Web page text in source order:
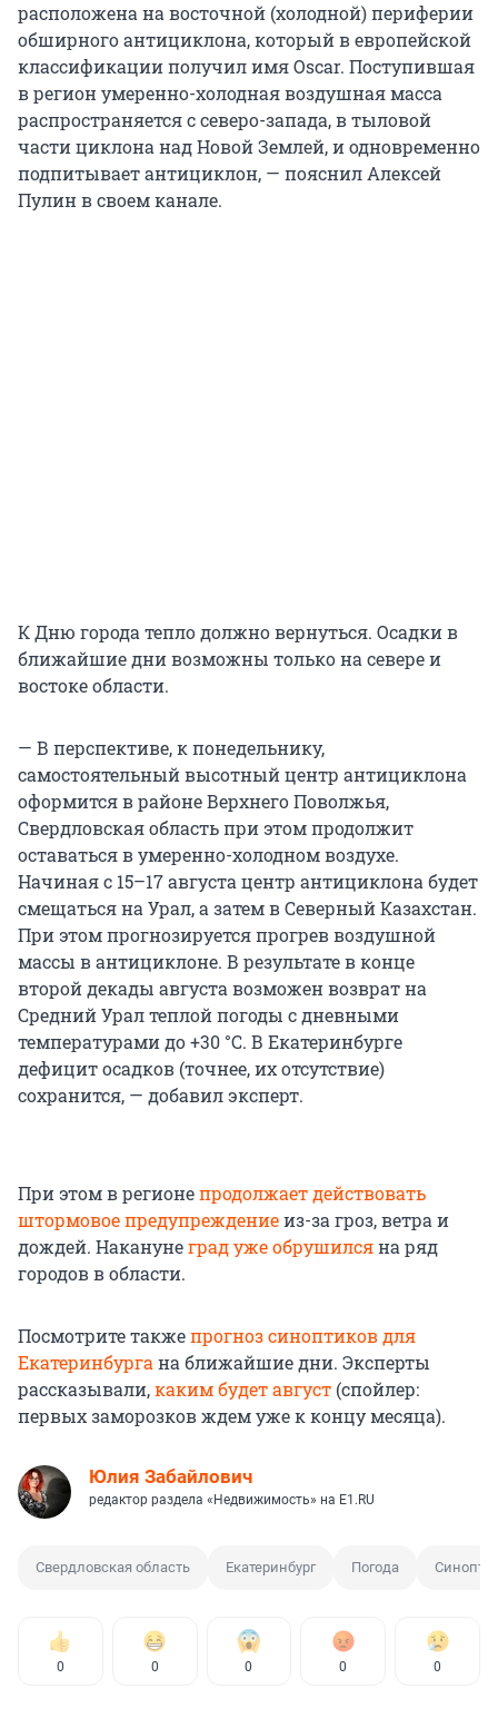
расположена на восточной (холодной) периферии
обширного антициклона, который в европейской
классификации получил имя Oscar. Поступившая
в регион умеренно-холодная воздушная масса
распространяется с северо-запада, в тыловой
части циклона над Новой Землей, и одновременно
подпитывает антициклон, — пояснил Алексей
Пулин в своем канале.
К Дню города тепло должно вернуться. Осадки в
ближайшие дни возможны только на севере и
востоке области.
— В перспективе, к понедельнику,
самостоятельный высотный центр антициклона
оформится в районе Верхнего Поволжья,
Свердловская область при этом продолжит
оставаться в умеренно-холодном воздухе.
Начиная с 15–17 августа центр антициклона будет
смещаться на Урал, а затем в Северный Казахстан.
При этом прогнозируется прогрев воздушной
массы в антициклоне. В результате в конце
второй декады августа возможен возврат на
Средний Урал теплой погоды с дневными
температурами до +30 °C. В Екатеринбурге
дефицит осадков (точнее, их отсутствие)
сохранится, — добавил эксперт.
При этом в регионепродолжает действовать
штормовое предупреждениеиз-за гроз, ветра и
дождей. Наканунеград уже обрушилсяна ряд
городов в области.
Посмотрите такжепрогноз синоптиков для
Екатеринбургана ближайшие дни. Эксперты
рассказывали,каким будет август (спойлер:
первых заморозков ждем уже к концу месяца).
Юлия Забайлович
редактор раздела «Недвижимость» на E1.RU
Свердловская область Екатеринбург Погода
0 0 0 0 0